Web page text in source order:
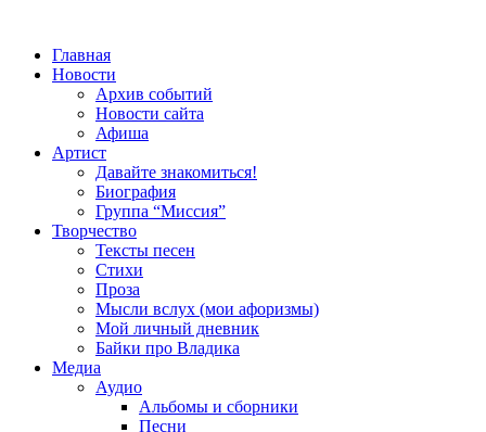
Главная
Новости
Архив событий
Новости сайта
Афиша
Артист
Давайте знакомиться!
Биография
Группа “Миссия”
Творчество
Тексты песен
Стихи
Проза
Мысли вслух (мои афоризмы)
Мой личный дневник
Байки про Владика
Медиа
Аудио
Альбомы и сборники
Песни